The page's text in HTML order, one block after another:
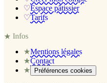
♡Espace pâtissier
♡Tarifs
★Infos
★Mentions légales
★Contact
★
Préférences cookies